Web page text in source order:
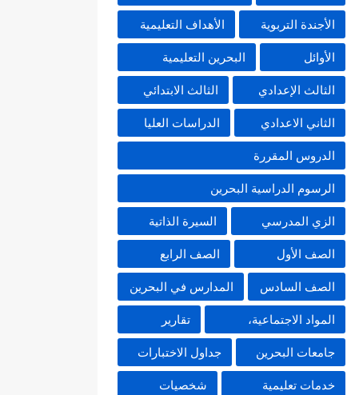
الأجندة التربوية الأهداف التعليمية
الأوائل البحرين التعليمية
الثالث الإعدادي الثالث الابتدائي
الثاني الاعدادي الدراسات العليا
الدروس المقررة
الرسوم الدراسية البحرين
الزي المدرسي السيرة الذاتية
الصف الأول الصف الرابع
الصف السادس المدارس في البحرين
المواد الاجتماعية، تقارير
جامعات البحرين جداول الاختبارات
خدمات تعليمية شخصيات